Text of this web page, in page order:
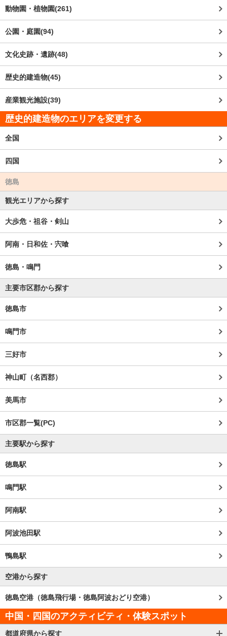
動物園・植物園(261)
公園・庭園(94)
文化史跡・遺跡(48)
歴史的建造物(45)
産業観光施設(39)
歴史的建造物のエリアを変更する
全国
四国
徳島
観光エリアから探す
大歩危・祖谷・剣山
阿南・日和佐・宍喰
徳島・鳴門
主要市区郡から探す
徳島市
鳴門市
三好市
神山町（名西郡）
美馬市
市区郡一覧(PC)
主要駅から探す
徳島駅
鳴門駅
阿南駅
阿波池田駅
鴨島駅
空港から探す
徳島空港（徳島飛行場・徳島阿波おどり空港）
中国・四国のアクティビティ・体験スポット
都道府県から探す